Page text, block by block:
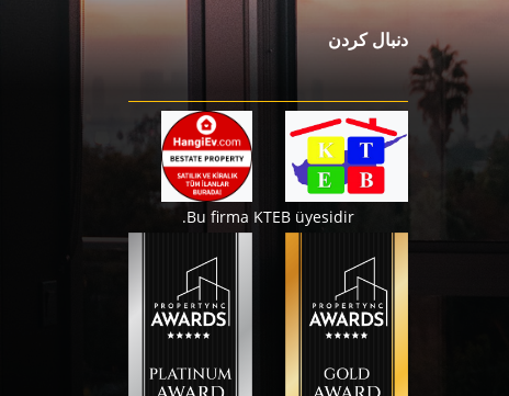
دنبال کردن
Bu firma KTEB üyesidir.